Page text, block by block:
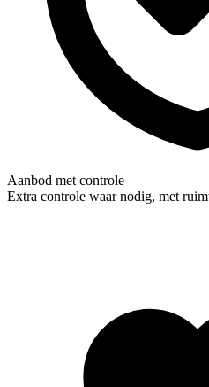
Aanbod met controle
Extra controle waar nodig, met